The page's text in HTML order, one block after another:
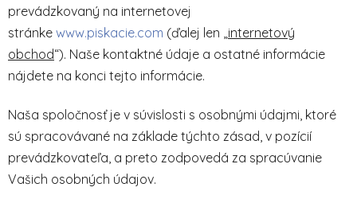
prevádzkovaný na internetovej
stránke www.piskacie.com (ďalej len „ internetový
obchod“). Naše kontaktné údaje a ostatné informácie
nájdete na konci tejto informácie.
Naša spoločnosť je v súvislosti s osobnými údajmi, ktoré
sú spracovávané na základe týchto zásad, v pozícií
prevádzkovateľa, a preto zodpovedá za spracúvanie
Vašich osobných údajov.